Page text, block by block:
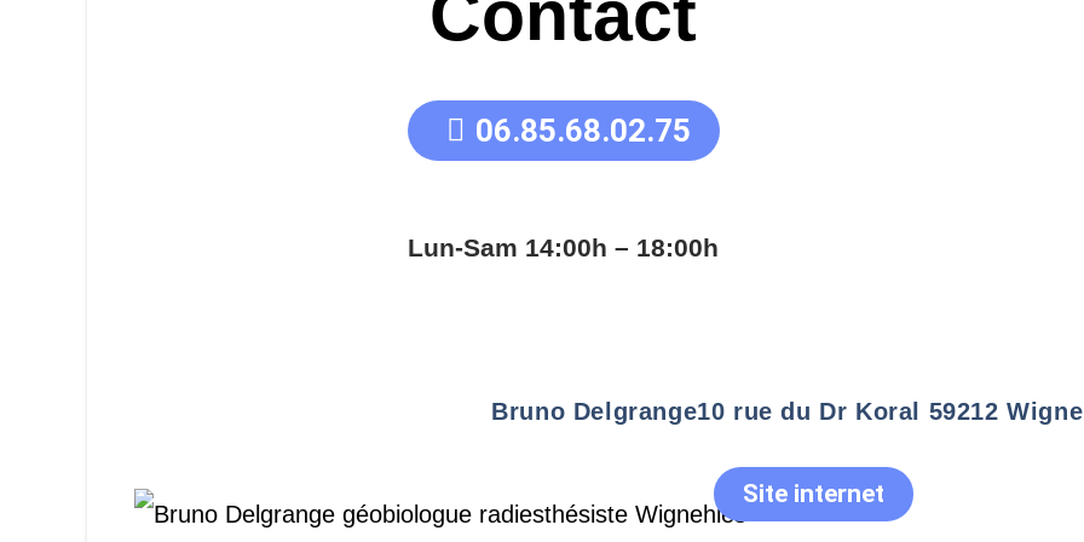
06.85.68.02.75
Lun-Sam 14:00h – 18:00h
Bruno Delgrange10 rue du Dr Koral 59212
Site internet